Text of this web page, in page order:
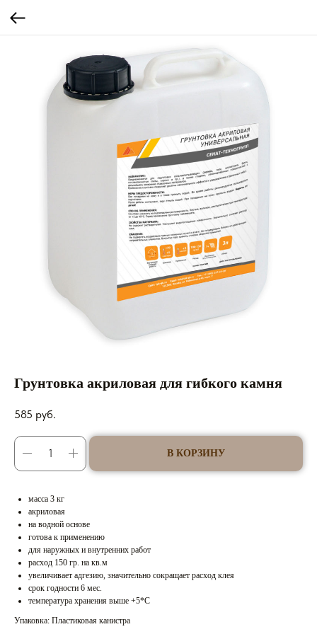
Грунтовка акриловая для гибкого камня
585 руб.
В КОРЗИНУ
масса 3 кг
акриловая
на водной основе
готова к применению
для наружных и внутренних работ
расход 150 гр. на кв.м
увеличивает адгезию, значительно сокращает расход клея
срок годности 6 мес.
температура хранения выше +5*С
Упаковка: Пластиковая канистра